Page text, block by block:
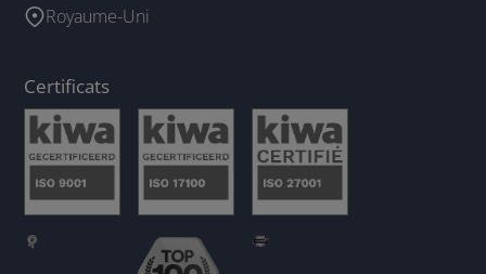
Royaume-Uni
Certificats